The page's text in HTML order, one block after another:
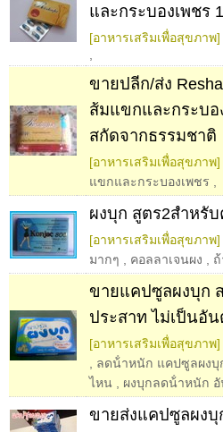
และกระบองเพชร
[อาหารเสริมเพื่อสุขภาพ]
ขายปลีก/ส่ง
ส้มแขกและกระบอ
สกัดจากธรรมชาติ
[อาหารเสริมเพื่อสุขภาพ]
แขกและกระบองเพชร
ผงบุก สูตร2สำหรั
[อาหารเสริมเพื่อสุขภาพ]
มากๆ
คอลลาเจนผง
ขายแคปซูลผงบุก
ประสาท ไม่เป็นอั
[อาหารเสริมเพื่อสุขภาพ]
ลดน้ําหนัก แคปซูลผงบุ
ไหน
ผงบุกลดน้ําหนัก อั
ขายส่งแคปซูลผงบุ